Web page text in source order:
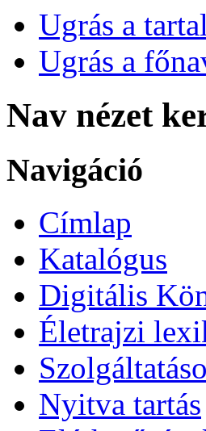
Ugrás a
Ugrás a
Nav nézet
Navigáció
Címlap
Katalógus
Digitális
Életrajzi
Nyitva tartás